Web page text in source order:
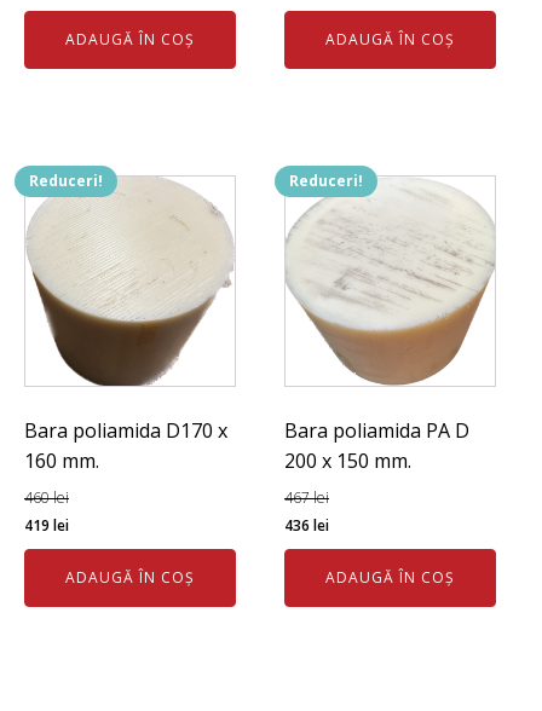
inițial
fost:
curent
este:
774 lei.
ADAUGĂ ÎN COȘ
inițial
fost:
curent
este:
367 lei.
ADAUGĂ ÎN COȘ
Reduceri!
Bara poliamida D170 x
160 mm.
460lei
Prețul
inițial
fost:
419 leiPrețul
curent
este:
419 lei.
ADAUGĂ ÎN COȘ
Reduceri!
Bara poliamida PA D
200 x 150 mm.
467lei
Prețul
inițial
fost:
436leiPrețul
curent
este:
436 lei.
ADAUGĂ ÎN COȘ